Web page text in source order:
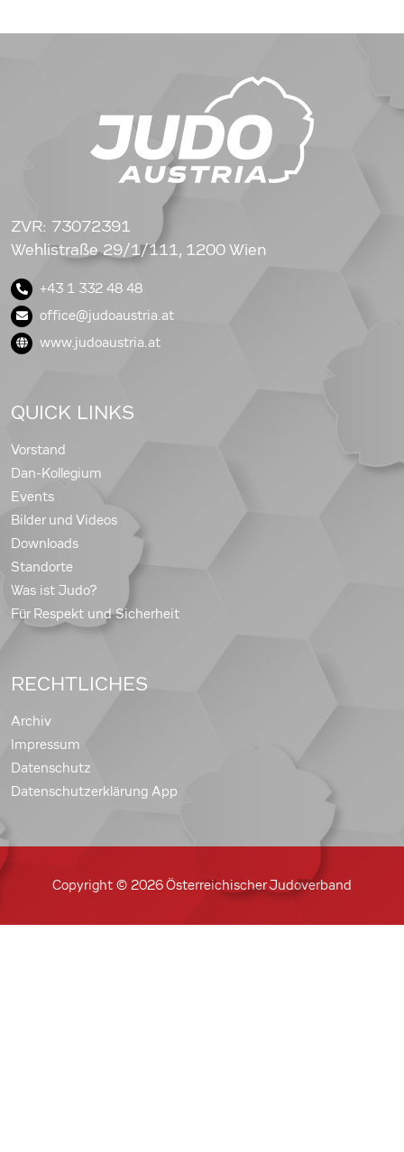
ZVR: 73072391
Wehlistraße 29/1/111, 1200 Wien
+43 1 332 48 48
office@judoaustria.at
www.judoaustria.at
QUICK LINKS
Vorstand
Dan-Kollegium
Events
Bilder und Videos
Downloads
Standorte
Was ist Judo?
Für Respekt und Sicherheit
RECHTLICHES
Archiv
Impressum
Datenschutz
Datenschutzerklärung App
Copyright © 2026 Österreichischer Judoverband